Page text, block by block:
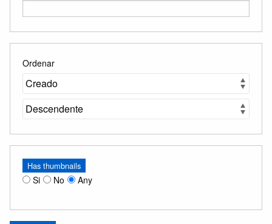
Ordenar
Has thumbnails
Si No Any